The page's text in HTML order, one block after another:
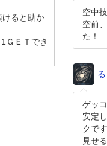
けると助か
ＧＥＴでき
空中
空前
た！
ゲッ
安定
クで
見せ